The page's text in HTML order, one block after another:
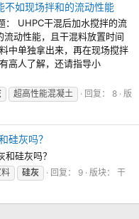
不如现场拌和的流动性能
： UHPC干混后加水搅拌的流
动性能，且干混料放置时间
中单独拿出来，再在现场搅拌
高人了解，还请指导小
超高性能混凝土 回复： 8
版
硅灰吗？
硅灰吗？
硅灰 回复： 9 版块： 干